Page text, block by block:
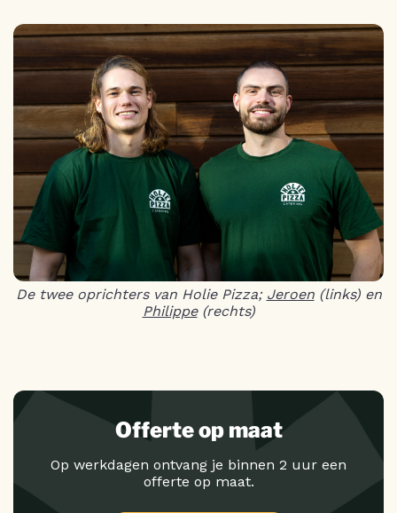
De twee oprichters van Holie Pizza; Jeroen(links) en
Philippe(rechts)
Offerte op maat
Op werkdagen ontvang je binnen 2 uur een
offerte op maat.